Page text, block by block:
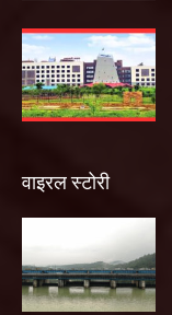
वाइरल स्टोरी